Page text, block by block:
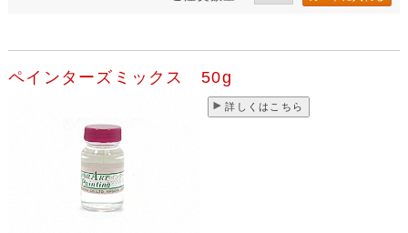
ペインターズミックス 50g
詳しくはこちら